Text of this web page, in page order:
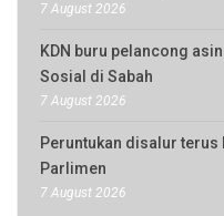
7 August 2026
KDN buru pelancong
Sosial di Sabah
7 August 2026
Peruntukan disalur terus
Parlimen
7 August 2026